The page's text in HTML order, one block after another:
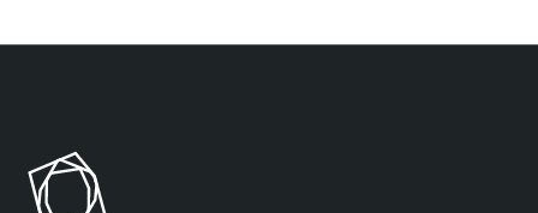
a
b